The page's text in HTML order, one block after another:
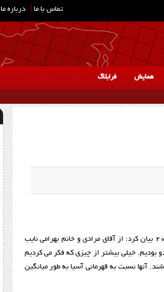
تماس با ما درباره ما
همایش فرابلاگ
مریم امر الله در نشست خبری فدراسیون وزنه برداری پیش از حضور در مسابقات قهرمانی جهان 2019 بیان کرد: از آقای مرادی و خانم بهرامی نایب
بودیم. خیلی بیشتر از چیزی که فکر می کردیم
آنها نسبت به قهرمانی آسیا به طور میانگین